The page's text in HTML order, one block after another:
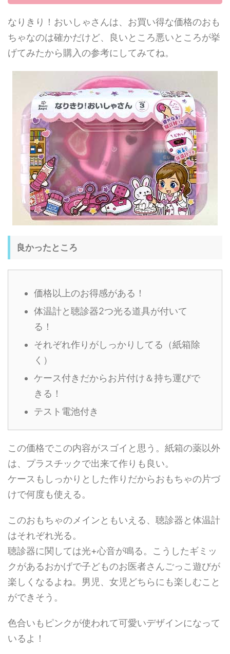
なりきり！おいしゃさんは、お買い得な価格のおも
ちゃなのは確かだけど、良いところ悪いところが挙
げてみたから購入の参考にしてみてね。
良かったところ
価格以上のお得感がある！
体温計と聴診器2つ光る道具が付いて
る！
それぞれ作りがしっかりしてる（紙箱除
く）
ケース付きだからお片付け＆持ち運びで
きる！
テスト電池付き
この価格でこの内容がスゴイと思う。紙箱の薬以外
は、プラスチックで出来て作りも良い。
ケースもしっかりとした作りだからおもちゃの片づ
けで何度も使える。
このおもちゃのメインともいえる、聴診器と体温計
はそれぞれ光る。
聴診器に関しては光+心音が鳴る。こうしたギミッ
クがあるおかげで子どものお医者さんごっこ遊びが
楽しくなるよね。男児、女児どちらにも楽しむこと
ができそう。
色合いもピンクが使われて可愛いデザインになって
いるよ！